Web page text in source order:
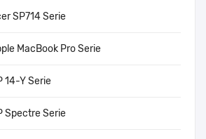
SP714 Serie
MacBook Pro Serie
14-Y Serie
Spectre Serie